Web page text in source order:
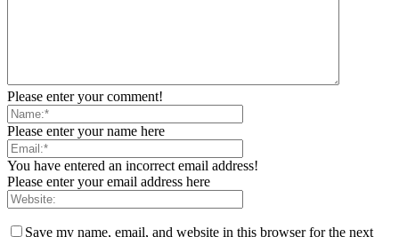
Please enter your comment!
Please enter your name here
You have entered an incorrect email address!
Please enter your email address here
Save my name, email, and website in this browser for the next